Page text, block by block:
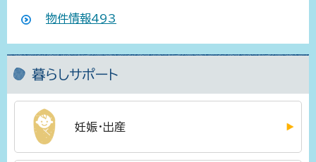
物件情報493
暮らしサポート
妊娠・出産